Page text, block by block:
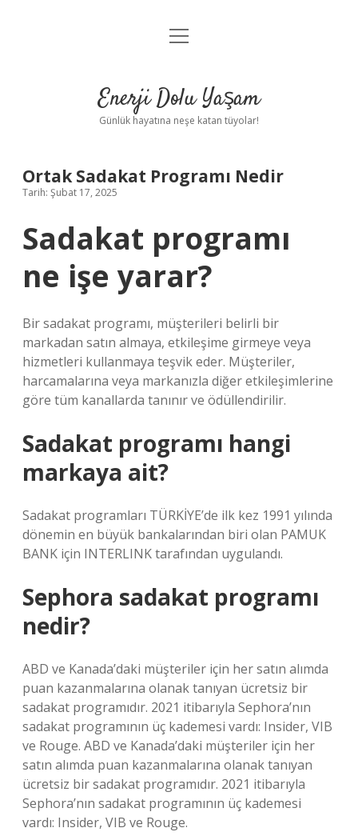
Anasayfa
Yasal Uyarı
menüyü
Enerji Dolu Yaşam
Günlük hayatına neşe katan tüyolar!
Ortak Sadakat Programı Nedir
Tarih: Şubat 17, 2025
Sadakat programı
ne işe yarar?
Bir sadakat programı, müşterileri belirli bir
markadan satın almaya, etkileşime girmeye veya
hizmetleri kullanmaya teşvik eder. Müşteriler,
harcamalarına veya markanızla diğer etkileşimlerine
göre tüm kanallarda tanınır ve ödüllendirilir.
Sadakat programı hangi
markaya ait?
Sadakat programları TÜRKİYE’de ilk kez 1991 yılında
dönemin en büyük bankalarından biri olan PAMUK
BANK için INTERLINK tarafından uygulandı.
Sephora sadakat programı
nedir?
ABD ve Kanada’daki müşteriler için her satın alımda
puan kazanmalarına olanak tanıyan ücretsiz bir
sadakat programıdır. 2021 itibarıyla Sephora’nın
sadakat programının üç kademesi vardı: Insider, VIB
ve Rouge. ABD ve Kanada’daki müşteriler için her
satın alımda puan kazanmalarına olanak tanıyan
ücretsiz bir sadakat programıdır. 2021 itibarıyla
Sephora’nın sadakat programının üç kademesi
vardı: Insider, VIB ve Rouge.